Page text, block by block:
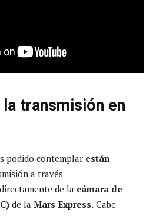
transmisión en
podido contemplar están
a través
de la cámara de
de la Mars Express. Cabe